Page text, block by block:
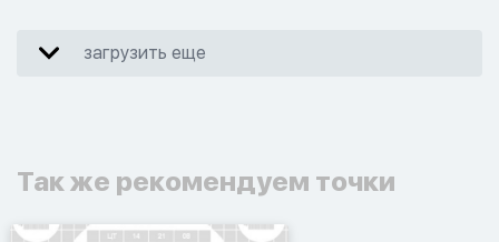
загрузить еще
Так же рекомендуем точки